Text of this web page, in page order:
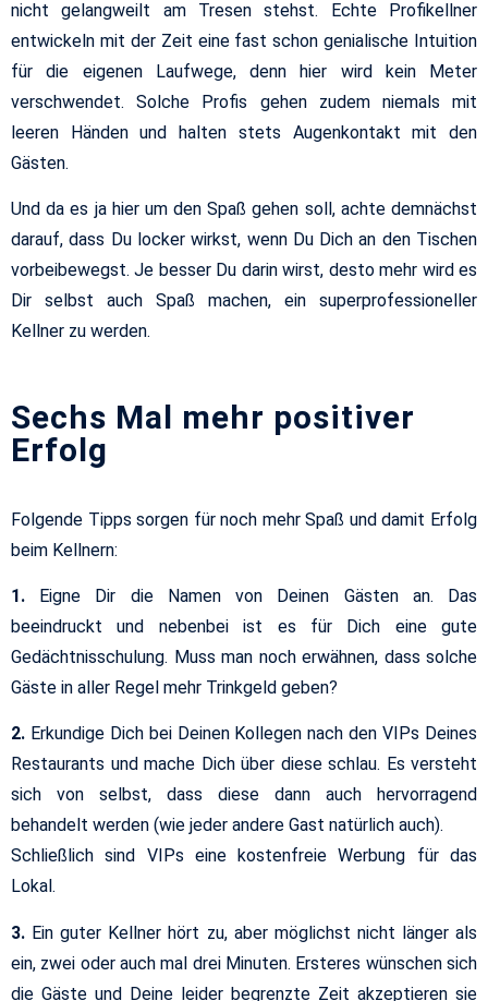
nicht gelangweilt am Tresen stehst. Echte Profikellner
entwickeln mit der Zeit eine fast schon genialische Intuition
für die eigenen Laufwege, denn hier wird kein Meter
verschwendet. Solche Profis gehen zudem niemals mit
leeren Händen und halten stets Augenkontakt mit den
Gästen.
Und da es ja hier um den Spaß gehen soll, achte demnächst
darauf, dass Du locker wirkst, wenn Du Dich an den Tischen
vorbeibewegst. Je besser Du darin wirst, desto mehr wird es
Dir selbst auch Spaß machen, ein superprofessioneller
Kellner zu werden.
Sechs Mal mehr positiver
Erfolg
Folgende Tipps sorgen für noch mehr Spaß und damit Erfolg
beim Kellnern:
1. Eigne Dir die Namen von Deinen Gästen an. Das
beeindruckt und nebenbei ist es für Dich eine gute
Gedächtnisschulung. Muss man noch erwähnen, dass solche
Gäste in aller Regel mehr Trinkgeld geben?
2. Erkundige Dich bei Deinen Kollegen nach den VIPs Deines
Restaurants und mache Dich über diese schlau. Es versteht
sich von selbst, dass diese dann auch hervorragend
behandelt werden (wie jeder andere Gast natürlich auch).
Schließlich sind VIPs eine kostenfreie Werbung für das
Lokal.
3. Ein guter Kellner hört zu, aber möglichst nicht länger als
ein, zwei oder auch mal drei Minuten. Ersteres wünschen sich
die Gäste und Deine leider begrenzte Zeit akzeptieren sie